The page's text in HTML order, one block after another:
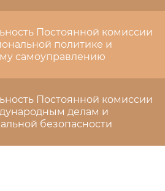
Постоянной комиссии
политике и
самоуправлению
Постоянной комиссии
делам и
безопасности